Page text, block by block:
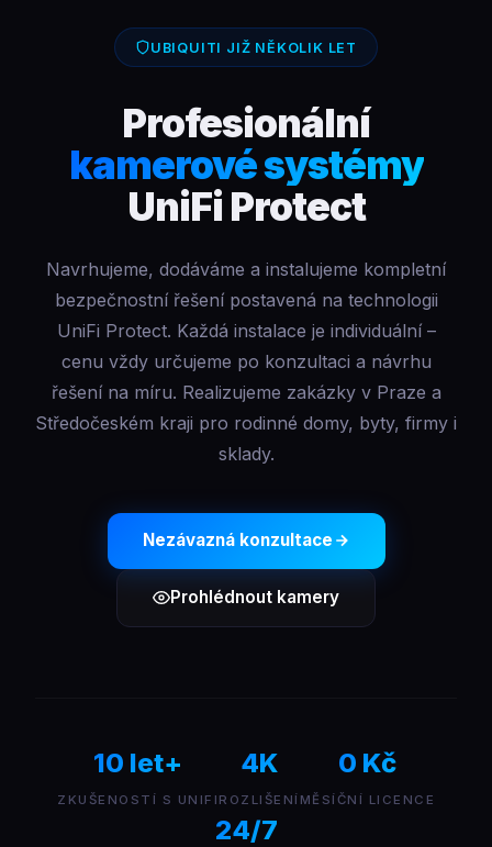
UBIQUITI JIŽ NĚKOLIK LET
Profesionální
kamerové systémy
UniFi Protect
Navrhujeme, dodáváme a instalujeme kompletní
bezpečnostní řešení postavená na technologii
UniFi Protect. Každá instalace je individuální –
cenu vždy určujeme po konzultaci a návrhu
řešení na míru. Realizujeme zakázky v Praze a
Středočeském kraji pro rodinné domy, byty, firmy i
sklady.
Nezávazná konzultace
Prohlédnout kamery
10 let+
ZKUŠENOSTÍ S UNIFI
4K
ROZLIŠENÍ
0 Kč
MĚSÍČNÍ LICENCE
24/7